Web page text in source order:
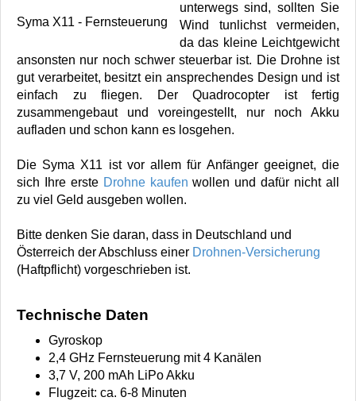
Syma X11 - Fernsteuerung
unterwegs sind, sollten Sie
Wind tunlichst vermeiden,
da das kleine Leichtgewicht
ansonsten nur noch schwer steuerbar ist. Die Drohne ist
gut verarbeitet, besitzt ein ansprechendes Design und ist
einfach zu fliegen. Der Quadrocopter ist fertig
zusammengebaut und voreingestellt, nur noch Akku
aufladen und schon kann es losgehen.
Die Syma X11 ist vor allem für Anfänger geeignet, die
sich Ihre erste Drohne kaufen wollen und dafür nicht all
zu viel Geld ausgeben wollen.
Bitte denken Sie daran, dass in Deutschland und
Österreich der Abschluss einer Drohnen-Versicherung
(Haftpflicht) vorgeschrieben ist.
Technische Daten
Gyroskop
2,4 GHz Fernsteuerung mit 4 Kanälen
3,7 V, 200 mAh LiPo Akku
Flugzeit: ca. 6-8 Minuten